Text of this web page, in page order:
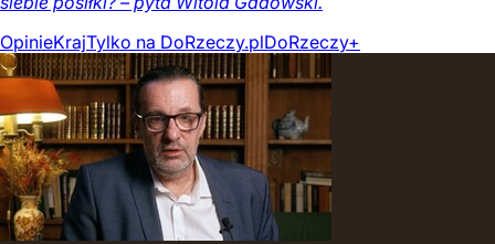
OpinieKrajTylko na DoRzeczy.plDoRzeczy+